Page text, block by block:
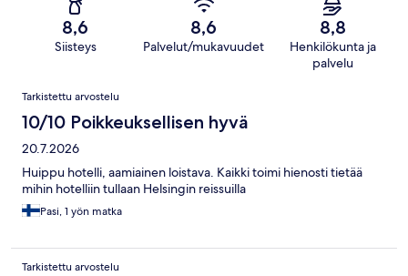
8,6
Siisteys
8,6
Palvelut/mukavuudet
8,8
Henkilökunta ja
palvelu
Arvostelut
Tarkistettu arvostelu
10/10 Poikkeuksellisen hyvä
20.7.2026
Huippu hotelli, aamiainen loistava. Kaikki toimi hienosti tietää
mihin hotelliin tullaan Helsingin reissuilla
Pasi, 1 yön matka
Tarkistettu arvostelu